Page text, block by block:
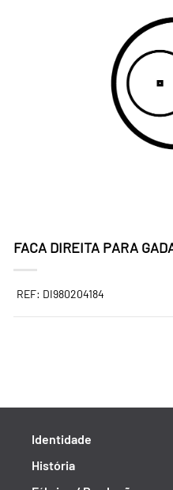
FACA DIREITA PARA
REF: DI980204184
Identidade
História